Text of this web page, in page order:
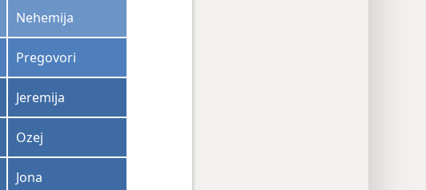
Nehemija
Pregovori
Jeremija
Ozej
Jona